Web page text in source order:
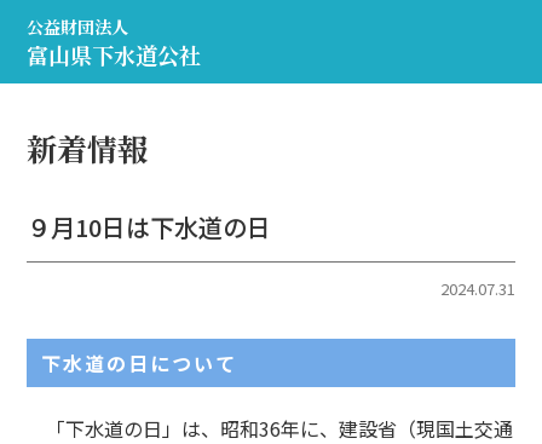
公益財団法人
富山県下水道公社
新着情報
９月10日は下水道の日
2024.07.31
下水道の日について
「下水道の日」は、昭和36年に、建設省（現国土交通